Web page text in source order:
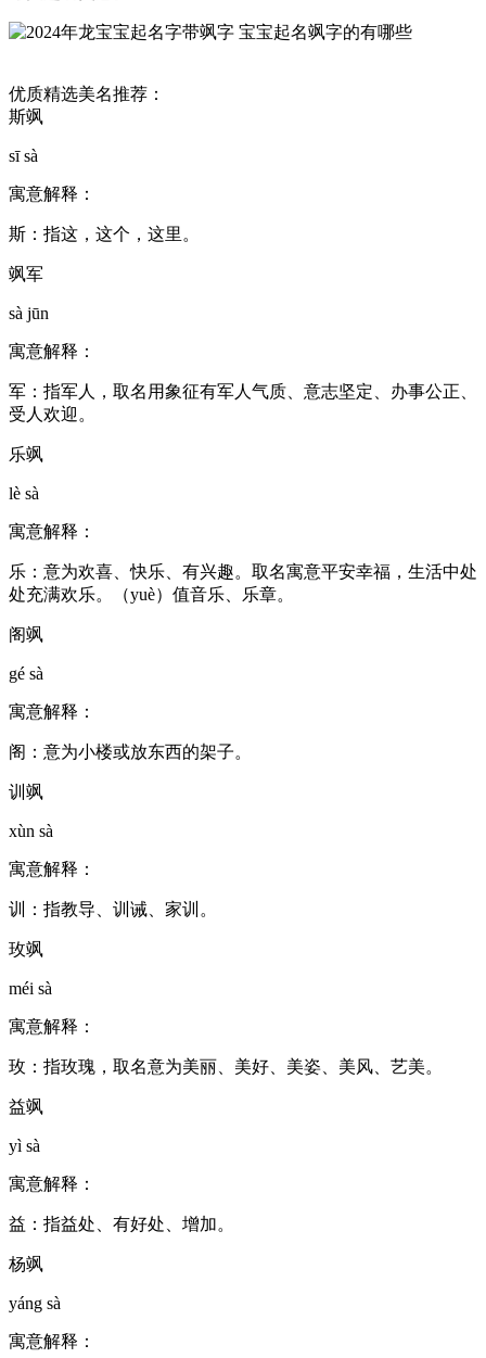
优质精选美名推荐：
斯飒
sī sà
寓意解释：
斯：指这，这个，这里。
飒军
sà jūn
寓意解释：
军：指军人，取名用象征有军人气质、意志坚定、办事公正、
受人欢迎。
乐飒
lè sà
寓意解释：
乐：意为欢喜、快乐、有兴趣。取名寓意平安幸福，生活中处
处充满欢乐。（yuè）值音乐、乐章。
阁飒
gé sà
寓意解释：
阁：意为小楼或放东西的架子。
训飒
xùn sà
寓意解释：
训：指教导、训诫、家训。
玫飒
méi sà
寓意解释：
玫：指玫瑰，取名意为美丽、美好、美姿、美风、艺美。
益飒
yì sà
寓意解释：
益：指益处、有好处、增加。
杨飒
yáng sà
寓意解释：